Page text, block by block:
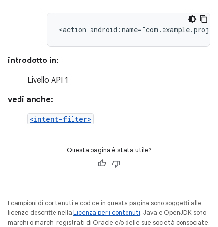
<action
introdotto in:
Livello API 1
vedi anche:
<intent-filter>
Questa pagina è stata utile?
I campioni di contenuti e codice in questa pagina sono soggetti alle
licenze descritte nella Licenza per i contenuti. Java e OpenJDK sono
marchi o marchi registrati di Oracle e/o delle sue società consociate.